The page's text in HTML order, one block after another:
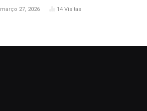
de folga na Semana Santa
março 27, 2026 14 Visitas